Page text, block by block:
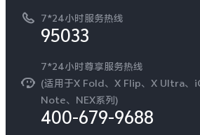
环保回收
安全公告
服务隐私政策
Log还原LUTs下载
廉正合规
国补营业执照
无线电发射设备销售备案
新闻资讯
可持续发展
vivo 蔡司影像
7*24小时服务热线
95033
7*24小时尊享服务热线
(适用于X Fold、X Flip、X Ultra
Note、NEX系列)
400-679-9688